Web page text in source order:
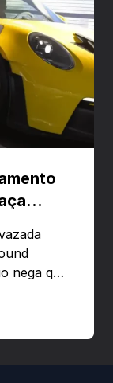
nega que
não